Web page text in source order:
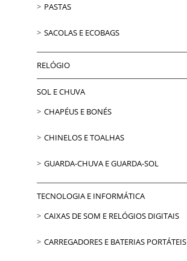
PASTAS
SACOLAS E ECOBAGS
RELÓGIO
SOL E CHUVA
CHAPÉUS E BONÉS
CHINELOS E TOALHAS
GUARDA-CHUVA E GUARDA-SOL
TECNOLOGIA E INFORMÁTICA
CAIXAS DE SOM E RELÓGIOS DIGITAIS
CARREGADORES E BATERIAS PORTÁTEIS